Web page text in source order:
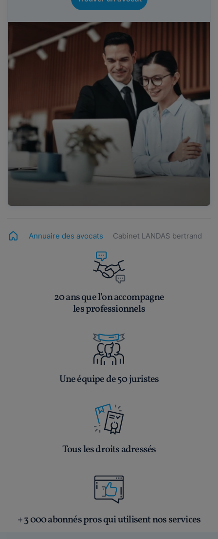
Annuaire des avocats Cabinet LANDAS bertrand
20 ans que l’on accompagne
les professionnels
Une équipe de 50 juristes
Tous les droits adressés
+ 3 000 abonnés pros qui utilisent nos services